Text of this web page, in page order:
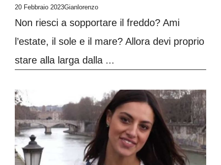
20 Febbraio 2023Gianlorenzo
Non riesci a sopportare il freddo? Ami
l’estate, il sole e il mare? Allora devi proprio
stare alla larga dalla ...